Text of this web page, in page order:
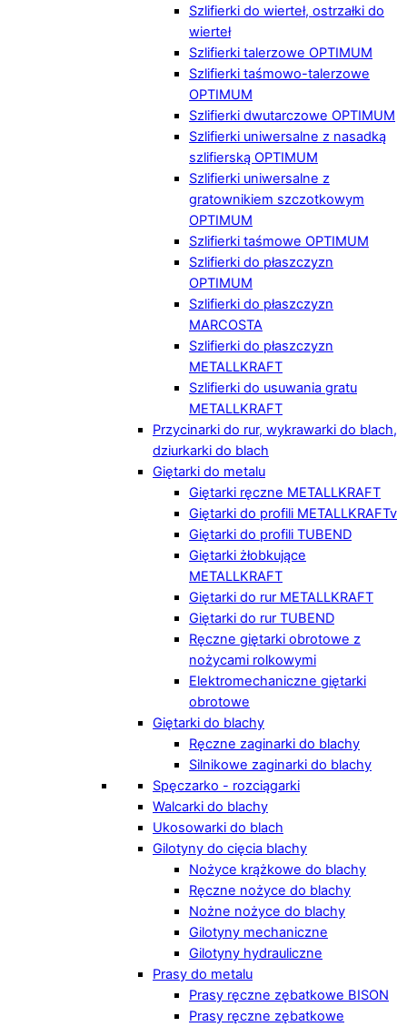
Szlifierki do wierteł, ostrzałki do
wierteł
Szlifierki talerzowe OPTIMUM
Szlifierki taśmowo-talerzowe
OPTIMUM
Szlifierki dwutarczowe OPTIMUM
Szlifierki uniwersalne z nasadką
szlifierską OPTIMUM
Szlifierki uniwersalne z
gratownikiem szczotkowym
OPTIMUM
Szlifierki taśmowe OPTIMUM
Szlifierki do płaszczyzn
OPTIMUM
Szlifierki do płaszczyzn
MARCOSTA
Szlifierki do płaszczyzn
METALLKRAFT
Szlifierki do usuwania gratu
METALLKRAFT
Przycinarki do rur, wykrawarki do blach,
dziurkarki do blach
Giętarki do metalu
Giętarki ręczne METALLKRAFT
Giętarki do profili METALLKRAFTv
Giętarki do profili TUBEND
Giętarki żłobkujące
METALLKRAFT
Giętarki do rur METALLKRAFT
Giętarki do rur TUBEND
Ręczne giętarki obrotowe z
nożycami rolkowymi
Elektromechaniczne giętarki
obrotowe
Giętarki do blachy
Ręczne zaginarki do blachy
Silnikowe zaginarki do blachy
Spęczarko - rozciągarki
Walcarki do blachy
Ukosowarki do blach
Gilotyny do cięcia blachy
Nożyce krążkowe do blachy
Ręczne nożyce do blachy
Nożne nożyce do blachy
Gilotyny mechaniczne
Gilotyny hydrauliczne
Prasy do metalu
Prasy ręczne zębatkowe BISON
Prasy ręczne zębatkowe